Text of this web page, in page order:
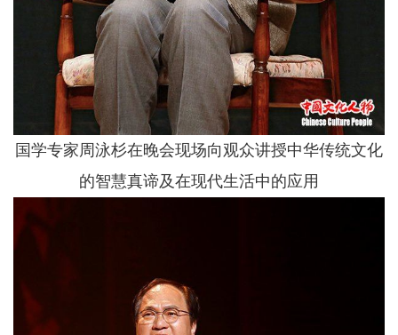
国学专家周泳杉在晚会现场向观众讲授中华传统文化
的智慧真谛及在现代生活中的应用